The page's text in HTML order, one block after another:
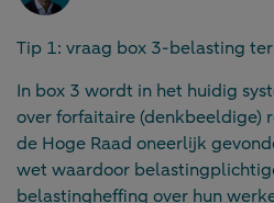
Tip 1: vraag box 3-belasting
In box 3 wordt in het huidig
over forfaitaire (denkbeeldige)
de Hoge Raad oneerlijk
wet waardoor
belastingheffing over hun